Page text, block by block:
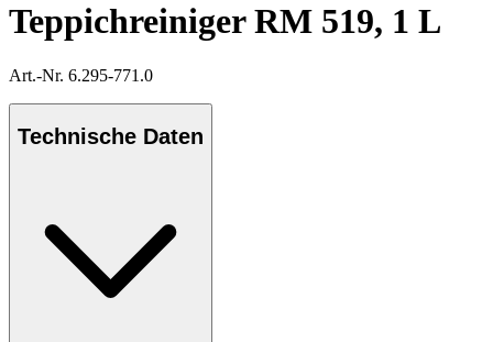
Teppichreiniger RM 519, 1 L
Art.-Nr. 6.295-771.0
Technische Daten